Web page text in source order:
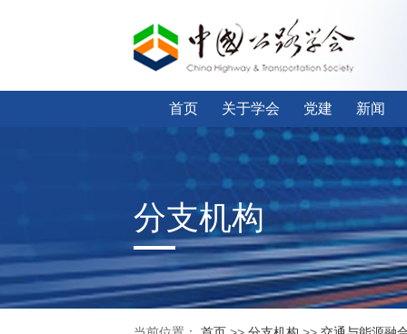
首页 关于学会 党建 新闻
分支机构